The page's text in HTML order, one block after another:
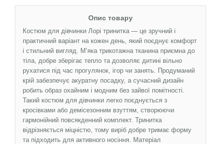
Опис товару
Костюм для дівчинки Лорі тринитка — це зручний і
практичний варіант на кожен день, який поєднує комфорт
і стильний вигляд. М’яка трикотажна тканина приємна до
тіла, добре зберігає тепло та дозволяє дитині вільно
рухатися під час прогулянок, ігор чи занять. Продуманий
крій забезпечує акуратну посадку, а сучасний дизайн
робить образ охайним і модним без зайвої помітності.
Такий костюм для дівчинки легко поєднується з
кросівками або демісезонним взуттям, створюючи
гармонійний повсякденний комплект. Тринитка
відрізняється міцністю, тому виріб добре тримає форму
та підходить для активного носіння. Матеріал